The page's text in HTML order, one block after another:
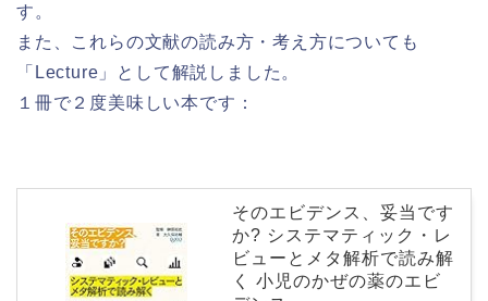
す。
また、これらの文献の読み方・考え方についても
「Lecture」として解説しました。
１冊で２度美味しい本です：
そのエビデンス、妥当です
か? システマティック・レ
ビューとメタ解析で読み解
く 小児のかぜの薬のエビ